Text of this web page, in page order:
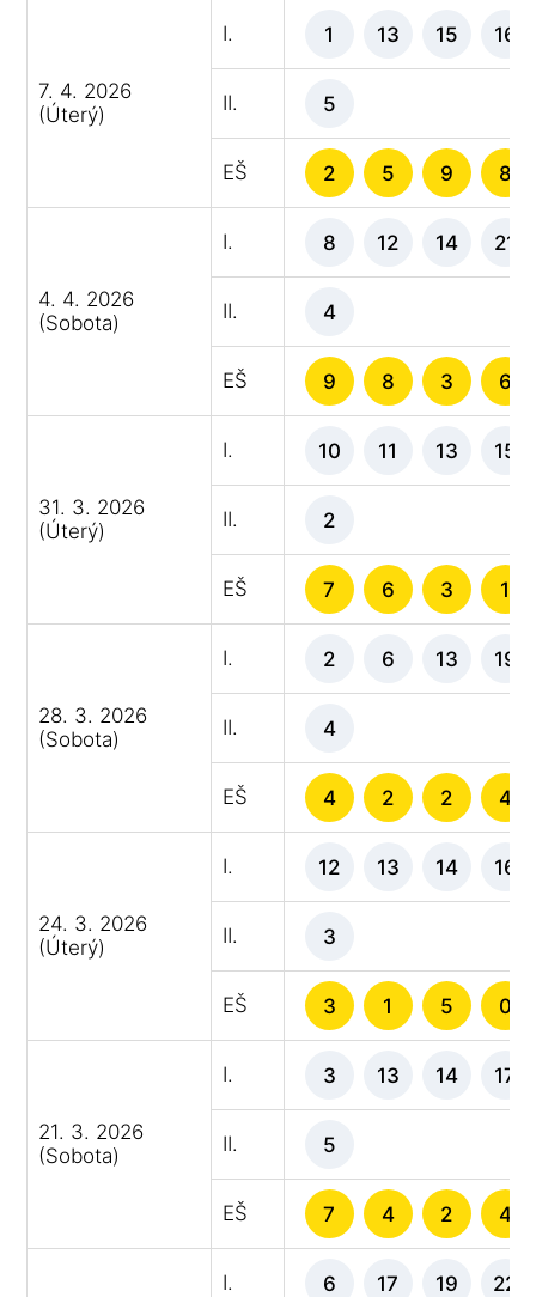
7. 4. 2026
(Úterý)
I. 1 13 15 16
II. 5
EŠ 2 5 9 8
4. 4. 2026
(Sobota)
I. 8 12 14 21
II. 4
EŠ 9 8 3 6
31. 3. 2026
(Úterý)
I. 10 11 13 15
II. 2
EŠ 7 6 3 1
28. 3. 2026
(Sobota)
I. 2 6 13 19
II. 4
EŠ 4 2 2 4
24. 3. 2026
(Úterý)
I. 12 13 14 16
II. 3
EŠ 3 1 5 0
21. 3. 2026
(Sobota)
I. 3 13 14 17
II. 5
EŠ 7 4 2 4
I. 6 17 19 22